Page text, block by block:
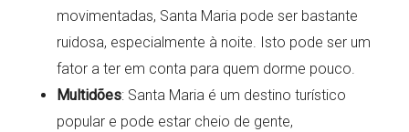
movimentadas, Santa Maria pode ser bastante
ruidosa, especialmente à noite. Isto pode ser um
fator a ter em conta para quem dorme pouco.
Multidões: Santa Maria é um destino turístico
popular e pode estar cheio de gente,